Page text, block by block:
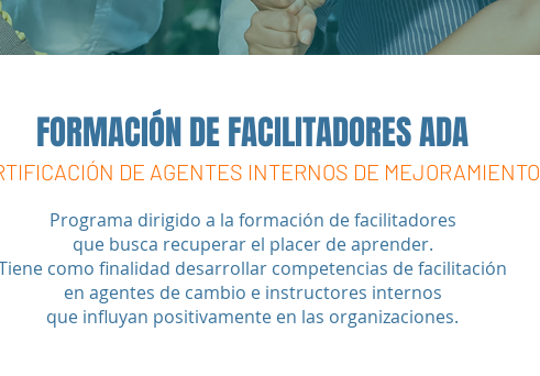
FORMACIÓN DE FACILITADORES ADA
DE AGENTES INTERNOS DE MEJORAMIENTO
Programa dirigido a la formación de facilitadores
que busca recuperar el placer de aprender.
como finalidad desarrollar competencias de facilitación
en agentes de cambio e instructores internos
que influyan positivamente en las organizaciones.